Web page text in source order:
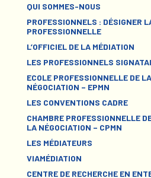
QUI SOMMES-NOUS
PROFESSIONNELS : DÉSIGNER
PROFESSIONNELLE
L’OFFICIEL DE LA MÉDIATION
LES PROFESSIONNELS
ECOLE PROFESSIONNELLE DE
NÉGOCIATION – EPMN
LES CONVENTIONS CADRE
CHAMBRE PROFESSIONNELLE
LA NÉGOCIATION – CPMN
LES MÉDIATEURS
VIAMÉDIATION
CENTRE DE RECHERCHE EN